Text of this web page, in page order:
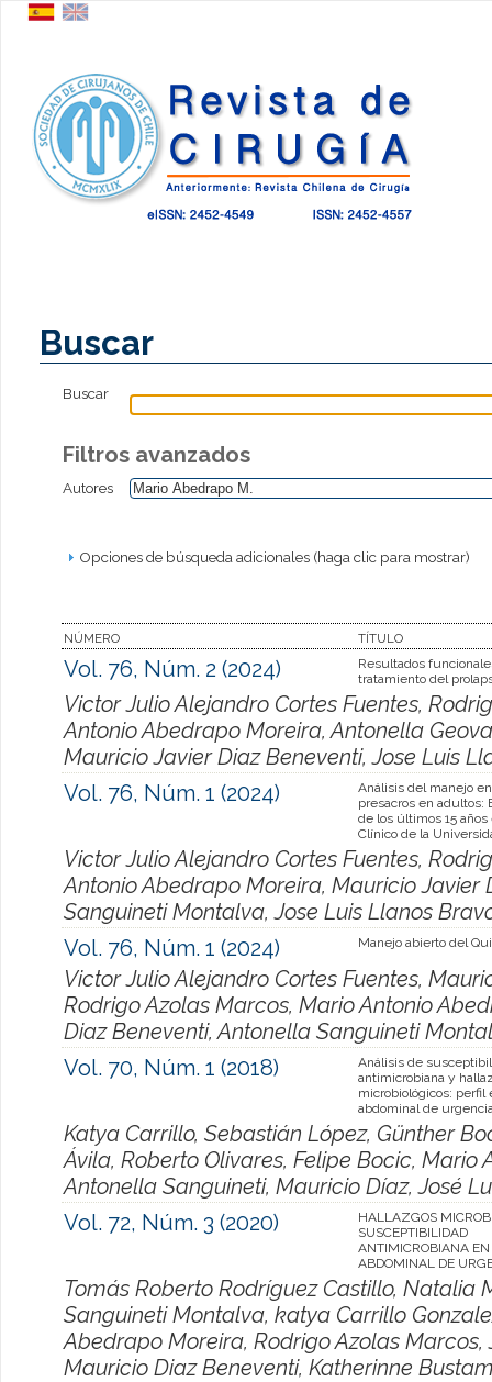
Buscar
Buscar
Filtros avanzados
Autores
Opciones de búsqueda adicionales (haga clic para mostrar)
NÚMERO TÍTULO
Vol. 76, Núm. 2 (2024)
Resultados
tratamiento del
Victor Julio Alejandro Cortes Fuentes,
Antonio Abedrapo Moreira, Antonella
Mauricio Javier Diaz Beneventi, Jose Luis
Vol. 76, Núm. 1 (2024)
Análisis del manejo
presacros en adultos:
de los últimos 15
Clínico de la
Victor Julio Alejandro Cortes Fuentes,
Antonio Abedrapo Moreira, Mauricio Javier
Sanguineti Montalva, Jose Luis Llanos
Vol. 76, Núm. 1 (2024)
Manejo abierto del
Victor Julio Alejandro Cortes Fuentes,
Rodrigo Azolas Marcos, Mario Antonio
Diaz Beneventi, Antonella Sanguineti
Vol. 70, Núm. 1 (2018)
Análisis de
antimicrobiana y
microbiológicos: perfil
abdominal de
Katya Carrillo, Sebastián López, Günther
Ávila, Roberto Olivares, Felipe Bocic, Mario
Antonella Sanguineti, Mauricio Díaz, José
Vol. 72, Núm. 3 (2020)
HALLAZGOS
SUSCEPTIBILIDAD
ANTIMICROBIANA
ABDOMINAL DE
Tomás Roberto Rodríguez Castillo, Natalia
Sanguineti Montalva, katya Carrillo
Abedrapo Moreira, Rodrigo Azolas Marcos,
Mauricio Diaz Beneventi, Katherinne